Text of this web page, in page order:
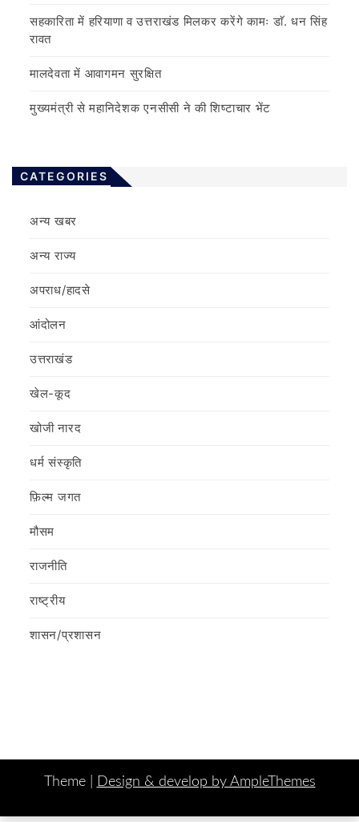
सहकारिता में हरियाणा व उत्तराखंड मिलकर करेंगे कामः डाॅ. धन सिंह
रावत
मालदेवता में आवागमन सुरक्षित
मुख्यमंत्री से महानिदेशक एनसीसी ने की शिष्टाचार भेंट
CATEGORIES
अन्य खबर
अन्य राज्य
अपराध/हादसे
आंदोलन
उत्तराखंड
खेल-कूद
खोजी नारद
धर्म संस्कृति
फ़िल्‍म जगत
मौसम
राजनीति
राष्ट्रीय
शासन/प्रशासन
Theme | Design & develop by AmpleThemes